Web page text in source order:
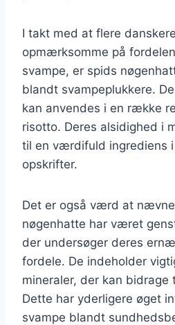
I takt med at flere
opmærksomme på
svampe, er spids
blandt svampeplukkere.
kan anvendes i en række
risotto. Deres alsidighed i
til en værdifuld ingrediens
opskrifter.
Det er også værd at
nøgenhatte har været
der undersøger deres
fordele. De indeholder
mineraler, der kan bidrage
Dette har yderligere øget
svampe blandt